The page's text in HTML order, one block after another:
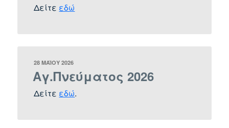
Δείτε εδώ
ΔΗΜΟΣΙΕΎΤΗΚΕ
ΣΤΙΣ
28 ΜΑΪ́ΟΥ 2026
Αγ.Πνεύματος 2026
Δείτε εδώ.